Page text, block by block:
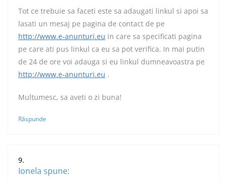
Tot ce trebuie sa faceti este sa adaugati linkul si apoi sa
lasati un mesaj pe pagina de contact de pe
http://www.e-anunturi.eu in care sa specificati pagina
pe care ati pus linkul ca eu sa pot verifica. In mai putin
de 24 de ore voi adauga si eu linkul dumneavoastra pe
http://www.e-anunturi.eu .
Multumesc, sa aveti o zi buna!
Răspunde
Ionela spune: